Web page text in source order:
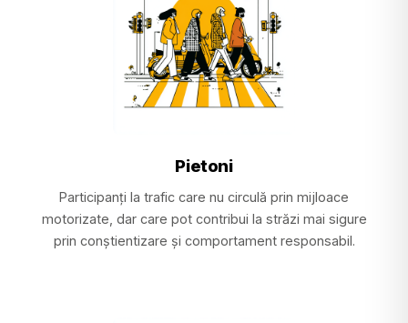
Pietoni
Participanți la trafic care nu circulă prin mijloace
motorizate, dar care pot contribui la străzi mai sigure
prin conștientizare și comportament responsabil.